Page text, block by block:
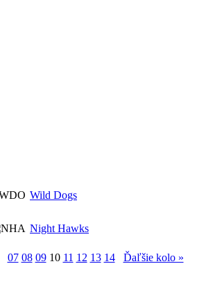
Wild Dogs
Night Hawks
07 08 0910 11 12 13 14
Ďaľšie kolo »